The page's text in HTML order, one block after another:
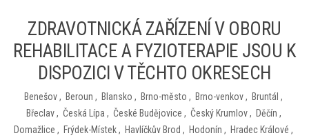
ZDRAVOTNICKÁ ZAŘÍZENÍ V OBORU
REHABILITACE A FYZIOTERAPIE JSOU K
DISPOZICI V TĚCHTO OKRESECH
Benešov, Beroun , Blansko , Brno-město , Brno-venkov, Bruntál ,
Břeclav, Česká Lípa , České Budějovice , Český Krumlov, Děčín ,
Domažlice , Frýdek-Místek, Havlíčkův Brod , Hodonín , Hradec Králové ,